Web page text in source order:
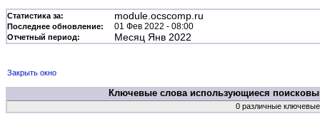
Статистика за: module.ocscomp.ru
Последнее обновление: 01 Фев 2022 - 08:00
Отчетный период: Месяц Янв 2022
Закрыть окно
Ключевые слова использующиеся
0 различные